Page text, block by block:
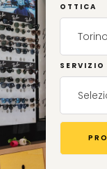
OTTICA
SERVIZIO